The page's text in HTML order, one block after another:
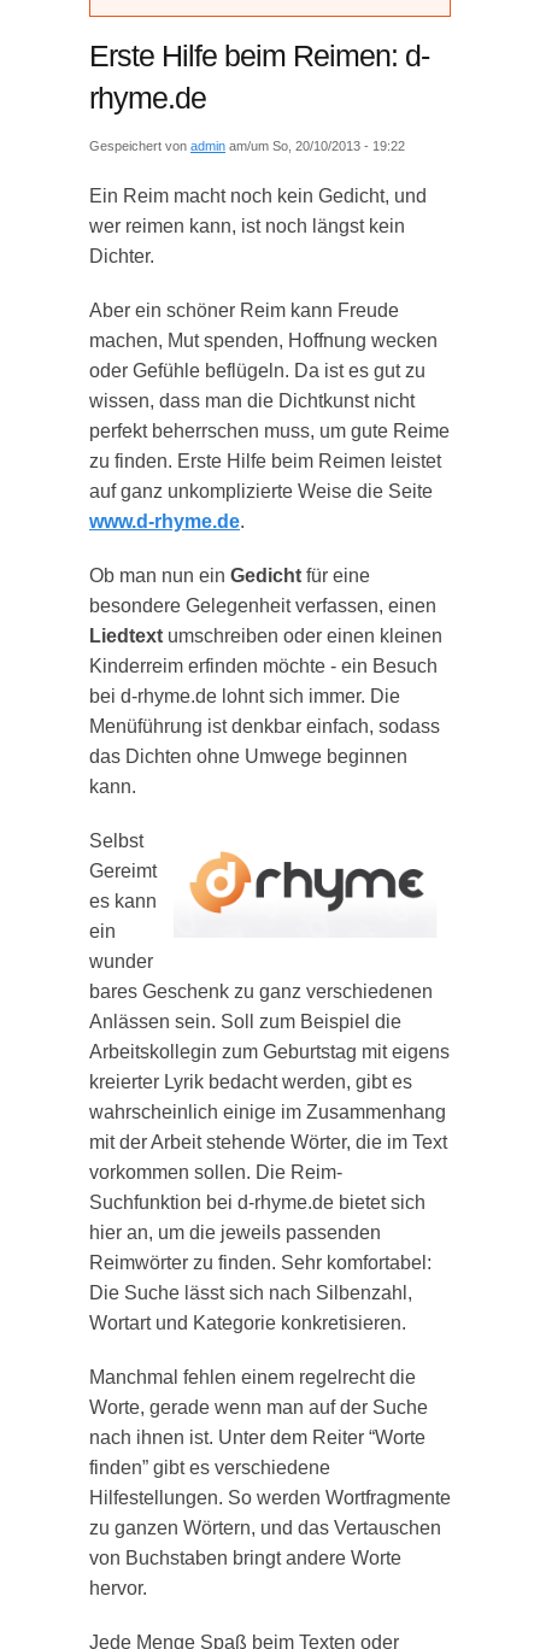
Erste Hilfe beim Reimen: d-
rhyme.de
Gespeichert von admin am/um So, 20/10/2013 - 19:22
Ein Reim macht noch kein Gedicht, und
wer reimen kann, ist noch längst kein
Dichter.
Aber ein schöner Reim kann Freude
machen, Mut spenden, Hoffnung wecken
oder Gefühle beflügeln. Da ist es gut zu
wissen, dass man die Dichtkunst nicht
perfekt beherrschen muss, um gute Reime
zu finden. Erste Hilfe beim Reimen leistet
auf ganz unkomplizierte Weise die Seite
www.d-rhyme.de.
Ob man nun ein Gedicht für eine
besondere Gelegenheit verfassen, einen
Liedtext umschreiben oder einen kleinen
Kinderreim erfinden möchte - ein Besuch
bei d-rhyme.de lohnt sich immer. Die
Menüführung ist denkbar einfach, sodass
das Dichten ohne Umwege beginnen
kann.
Selbst
Gereimt
es kann
ein
wunder
bares Geschenk zu ganz verschiedenen
Anlässen sein. Soll zum Beispiel die
Arbeitskollegin zum Geburtstag mit eigens
kreierter Lyrik bedacht werden, gibt es
wahrscheinlich einige im Zusammenhang
mit der Arbeit stehende Wörter, die im Text
vorkommen sollen. Die Reim-
Suchfunktion bei d-rhyme.de bietet sich
hier an, um die jeweils passenden
Reimwörter zu finden. Sehr komfortabel:
Die Suche lässt sich nach Silbenzahl,
Wortart und Kategorie konkretisieren.
Manchmal fehlen einem regelrecht die
Worte, gerade wenn man auf der Suche
nach ihnen ist. Unter dem Reiter “Worte
finden” gibt es verschiedene
Hilfestellungen. So werden Wortfragmente
zu ganzen Wörtern, und das Vertauschen
von Buchstaben bringt andere Worte
hervor.
Jede Menge Spaß beim Texten oder